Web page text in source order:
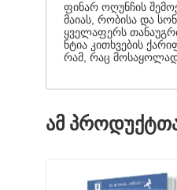
ფინარ ოღუნჩის
მაიას, რობისა და
ყველაფერს
ნტია კითხვების
რამ, რაც
ᲐᲛ